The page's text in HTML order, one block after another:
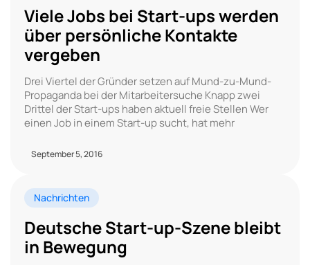
Viele Jobs bei Start-ups werden
über persönliche Kontakte
vergeben
Drei Viertel der Gründer setzen auf Mund-zu-Mund-
Propaganda bei der Mitarbeitersuche Knapp zwei
Drittel der Start-ups haben aktuell freie Stellen Wer
einen Job in einem Start-up sucht, hat mehr
September 5, 2016
Nachrichten
Deutsche Start-up-Szene bleibt
in Bewegung